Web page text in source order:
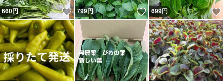
660円 いいね！
799円 いいね！
699円